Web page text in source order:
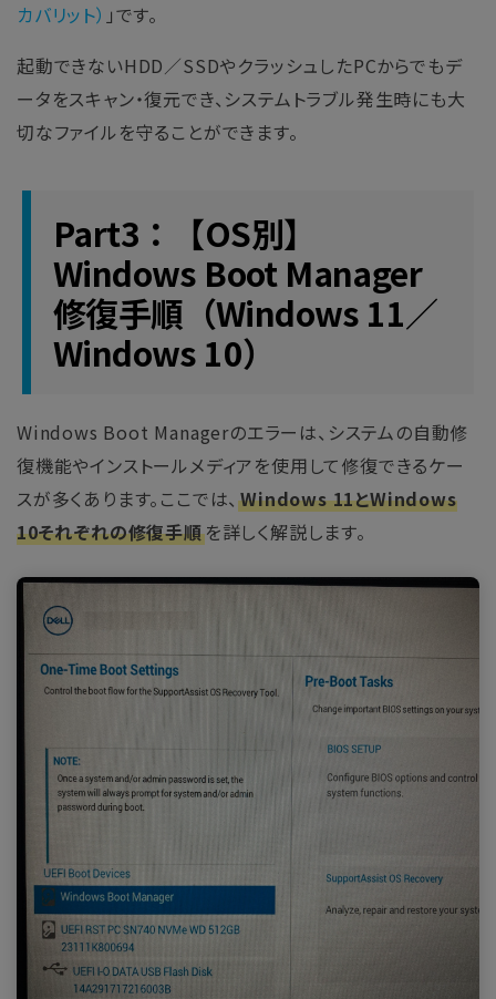
カバリット） 」です。
起動できないHDD／SSDやクラッシュしたPCからでもデ
ータをスキャン・復元でき、システムトラブル発生時にも大
切なファイルを守ることができます。
Part3：【OS別】
Windows Boot Manager
修復手順（Windows 11／
Windows 10）
Windows Boot Managerのエラーは、システムの自動修
復機能やインストールメディアを使用して修復できるケー
スが多くあります。ここでは、Windows 11とWindows
10それぞれの修復手順を詳しく解説します。